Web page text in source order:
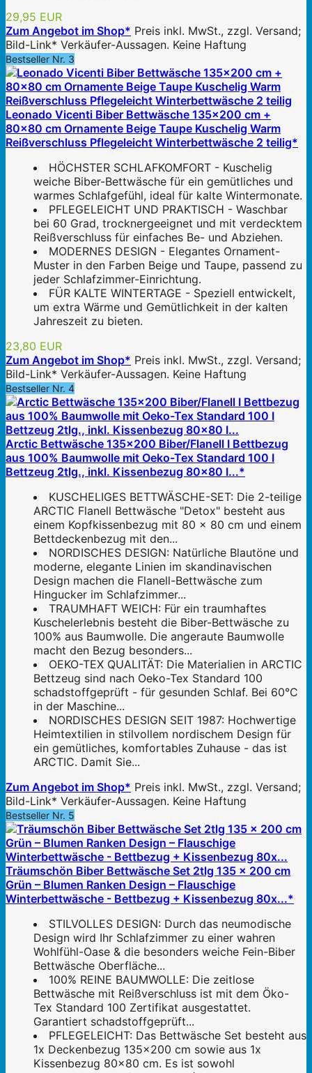
29,95 EUR
Zum Angebot im Shop* Preis inkl. MwSt., zzgl. Versand;
Bild-Link* Verkäufer-Aussagen. Keine Haftung
Bestseller Nr. 3
Leonado Vicenti Biber Bettwäsche 135x200 cm +
80x80 cm Ornamente Beige Taupe Kuschelig Warm
Reißverschluss Pflegeleicht Winterbettwäsche 2 teilig*
HÖCHSTER SCHLAFKOMFORT - Kuschelig
weiche Biber-Bettwäsche für ein gemütliches und
warmes Schlafgefühl, ideal für kalte Wintermonate.
PFLEGELEICHT UND PRAKTISCH - Waschbar
bei 60 Grad, trocknergeeignet und mit verdecktem
Reißverschluss für einfaches Be- und Abziehen.
MODERNES DESIGN - Elegantes Ornament-
Muster in den Farben Beige und Taupe, passend zu
jeder Schlafzimmer-Einrichtung.
FÜR KALTE WINTERTAGE - Speziell entwickelt,
um extra Wärme und Gemütlichkeit in der kalten
Jahreszeit zu bieten.
23,80 EUR
Zum Angebot im Shop* Preis inkl. MwSt., zzgl. Versand;
Bild-Link* Verkäufer-Aussagen. Keine Haftung
Bestseller Nr. 4
Arctic Bettwäsche 135x200 Biber/Flanell I Bettbezug
aus 100% Baumwolle mit Oeko-Tex Standard 100 I
Bettzeug 2tlg., inkl. Kissenbezug 80x80 I...*
KUSCHELIGES BETTWÄSCHE-SET: Die 2-teilige
ARCTIC Flanell Bettwäsche "Detox" besteht aus
einem Kopfkissenbezug mit 80 x 80 cm und einem
Bettdeckenbezug mit den...
NORDISCHES DESIGN: Natürliche Blautöne und
moderne, elegante Linien im skandinavischen
Design machen die Flanell-Bettwäsche zum
Hingucker im Schlafzimmer...
TRAUMHAFT WEICH: Für ein traumhaftes
Kuschelerlebnis besteht die Biber-Bettwäsche zu
100% aus Baumwolle. Die angeraute Baumwolle
macht den Bezug besonders...
OEKO-TEX QUALITÄT: Die Materialien in ARCTIC
Bettzeug sind nach Oeko-Tex Standard 100
schadstoffgeprüft - für gesunden Schlaf. Bei 60°C
in der Maschine...
NORDISCHES DESIGN SEIT 1987: Hochwertige
Heimtextilien in stilvollem nordischem Design für
ein gemütliches, komfortables Zuhause - das ist
ARCTIC. Damit Sie...
Zum Angebot im Shop* Preis inkl. MwSt., zzgl. Versand;
Bild-Link* Verkäufer-Aussagen. Keine Haftung
Bestseller Nr. 5
Träumschön Biber Bettwäsche Set 2tlg 135 x 200 cm
Grün – Blumen Ranken Design – Flauschige
Winterbettwäsche - Bettbezug + Kissenbezug 80x...*
STILVOLLES DESIGN: Durch das neumodische
Design wird Ihr Schlafzimmer zu einer wahren
Wohlfühl-Oase & die besonders weiche Fein-Biber
Bettwäsche Oberfläche...
100% REINE BAUMWOLLE: Die zeitlose
Bettwäsche mit Reißverschluss ist mit dem Öko-
Tex Standard 100 Zertifikat ausgestattet.
Garantiert schadstoffgeprüft...
PFLEGELEICHT: Das Bettwäsche Set besteht aus
1x Deckenbezug 135x200 cm sowie aus 1x
Kissenbezug 80x80 cm. Es ist sowohl